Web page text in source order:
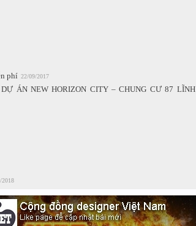
phí 22/09/2017
ÁN NEW HORIZON CITY – CHUNG CƯ 87 LĨNH
2018